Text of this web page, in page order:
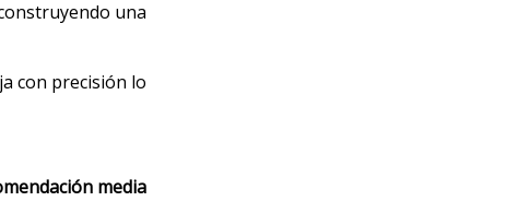
una
con precisión lo
media